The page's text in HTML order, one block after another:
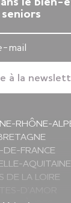
le bien-
seniors
RHÔNE-
DE-FRANCE
AQUITAINE
DE LA LOIRE